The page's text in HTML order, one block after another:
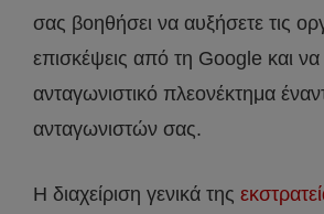
σας βοηθήσει να αυξήσετε τις
επισκέψεις από τη Google και
ανταγωνιστικό πλεονέκτημα
ανταγωνιστών σας.
Η διαχείριση γενικά της